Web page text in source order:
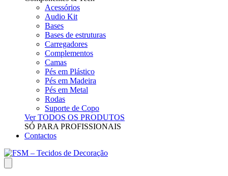
Acessórios
Audio Kit
Bases
Bases de estruturas
Carregadores
Complementos
Camas
Pés em Plástico
Pés em Madeira
Pés em Metal
Rodas
Suporte de Copo
Ver TODOS OS PRODUTOS
SÓ PARA PROFISSIONAIS
Contactos